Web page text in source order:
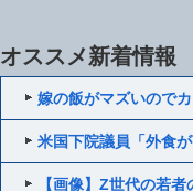
オススメ新着情報
嫁の飯がマズいので
米国下院議員「外食
【画像】Z世代の若